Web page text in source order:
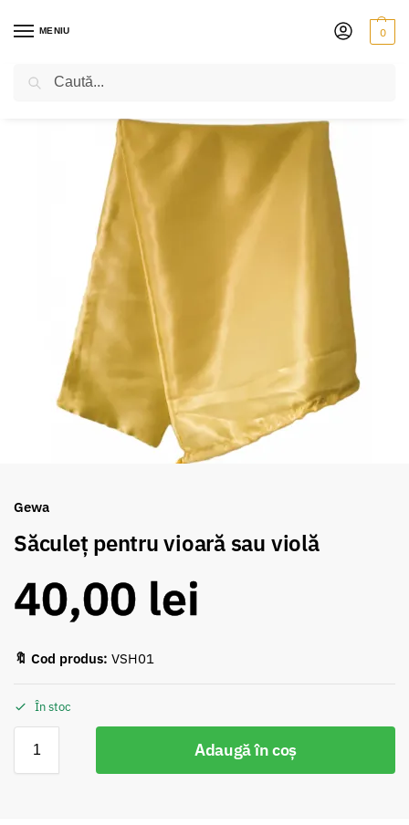
MENIU 0
Gewa
Săculeț pentru vioară sau violă
40,00 lei
🔖 Cod produs: VSH01
În stoc
Adaugă în coș